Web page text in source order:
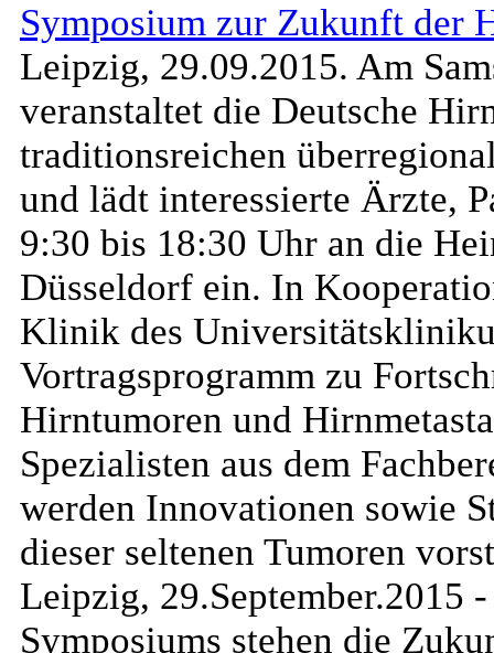
Symposium zur Zukunft der
Leipzig, 29.09.2015. Am
veranstaltet die Deutsche
traditionsreichen
und lädt interessierte Ärzte,
9:30 bis 18:30 Uhr an die
Düsseldorf ein. In
Klinik des
Vortragsprogramm zu
Hirntumoren und
Spezialisten aus dem
werden Innovationen sowie
dieser seltenen Tumoren
Leipzig, 29.September.2015
Symposiums stehen die